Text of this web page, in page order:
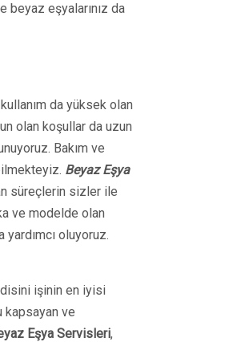
beyaz eşyalarınız da
da yüksek olan
olan koşullar da uzun
Bakım ve
Beyaz Eşya
süreçlerin sizler ile
ve modelde olan
oluyoruz.
işinin en iyisi
kapsayan ve
Eşya Servisleri,